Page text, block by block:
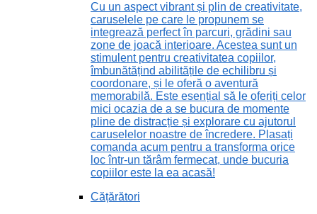
Cu un aspect vibrant și plin de creativitate,
caruselele pe care le propunem se
integrează perfect în parcuri, grădini sau
zone de joacă interioare. Acestea sunt un
stimulent pentru creativitatea copiilor,
îmbunătățind abilitățile de echilibru și
coordonare, și le oferă o aventură
memorabilă. Este esențial să le oferiți celor
mici ocazia de a se bucura de momente
pline de distracție și explorare cu ajutorul
caruselelor noastre de încredere. Plasați
comanda acum pentru a transforma orice
loc într-un tărâm fermecat, unde bucuria
copiilor este la ea acasă!
Cățărători